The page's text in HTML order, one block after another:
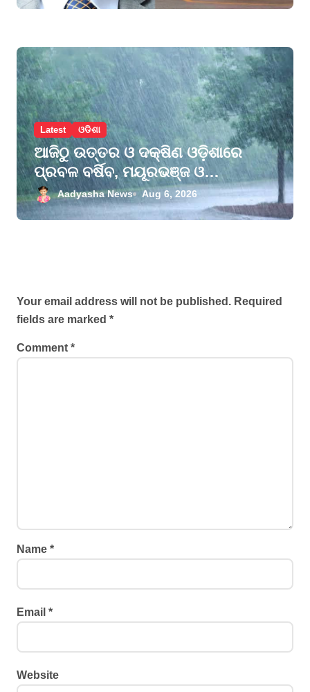
Latest ଓଡିଶା
ଆଜିଠୁ ଉତ୍ତର ଓ ଦକ୍ଷିଣ ଓଡ଼ିଶାରେ
ପ୍ରବଳ ବର୍ଷିବ, ମୟୂରଭଞ୍ଜ ଓ
କେନ୍ଦୁଝରକୁ ଅରେଞ୍ଜ ଆଲର୍ଟ, ୨୮
ଜିଲ୍ଲାକୁ ୟେଲୋ ୱାର୍ଣ୍ଣିଂ
Aadyasha News Aug 6, 2026
Your email address will not be published. Required
fields are marked *
Comment *
Name *
Email *
Website